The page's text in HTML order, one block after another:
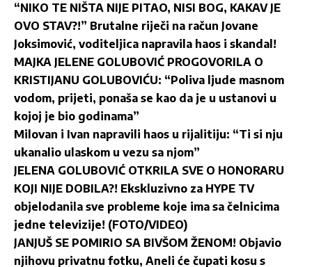
“NIKO TE NIŠTA NIJE PITAO, NISI BOG, KAKAV JE
OVO STAV?!” Brutalne riječi na račun Jovane
Joksimović, voditeljica napravila haos i skandal!
MAJKA JELENE GOLUBOVIĆ PROGOVORILA O
KRISTIJANU GOLUBOVIĆU: “Poliva ljude masnom
vodom, prijeti, ponaša se kao da je u ustanovi u
kojoj je bio godinama”
Milovan i Ivan napravili haos u rijalitiju: “Ti si nju
ukanalio ulaskom u vezu sa njom”
JELENA GOLUBOVIĆ OTKRILA SVE O HONORARU
KOJI NIJE DOBILA?! Ekskluzivno za HYPE TV
objelodanila sve probleme koje ima sa čelnicima
jedne televizije! (FOTO/VIDEO)
JANJUŠ SE POMIRIO SA BIVŠOM ŽENOM! Objavio
njihovu privatnu fotku, Aneli će čupati kosu s